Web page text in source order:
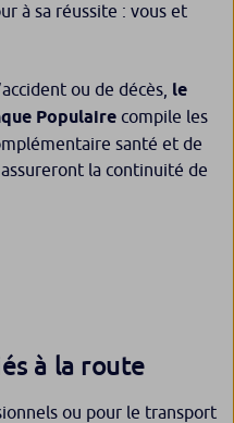
à sa réussite : vous et
ou de décès, le
Populaire compile les
santé et de
la continuité de
à la route
ou pour le transport